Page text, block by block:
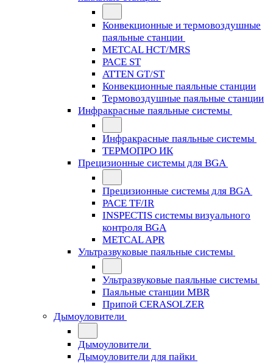
Конвекционные и термовоздушные
паяльные станции
METCAL HCT/MRS
PACE ST
ATTEN GT/ST
Конвекционные паяльные станции
Термовоздушные паяльные станции
Инфракрасные паяльные системы
Инфракрасные паяльные системы
ТЕРМОПРО ИК
Прецизионные системы для BGA
Прецизионные системы для BGA
PACE TF/IR
INSPECTIS системы визуального
контроля BGA
METCAL APR
Ультразвуковые паяльные системы
Ультразвуковые паяльные системы
Паяльные станции MBR
Припой CERASOLZER
Дымоуловители
Дымоуловители
Дымоуловители для пайки